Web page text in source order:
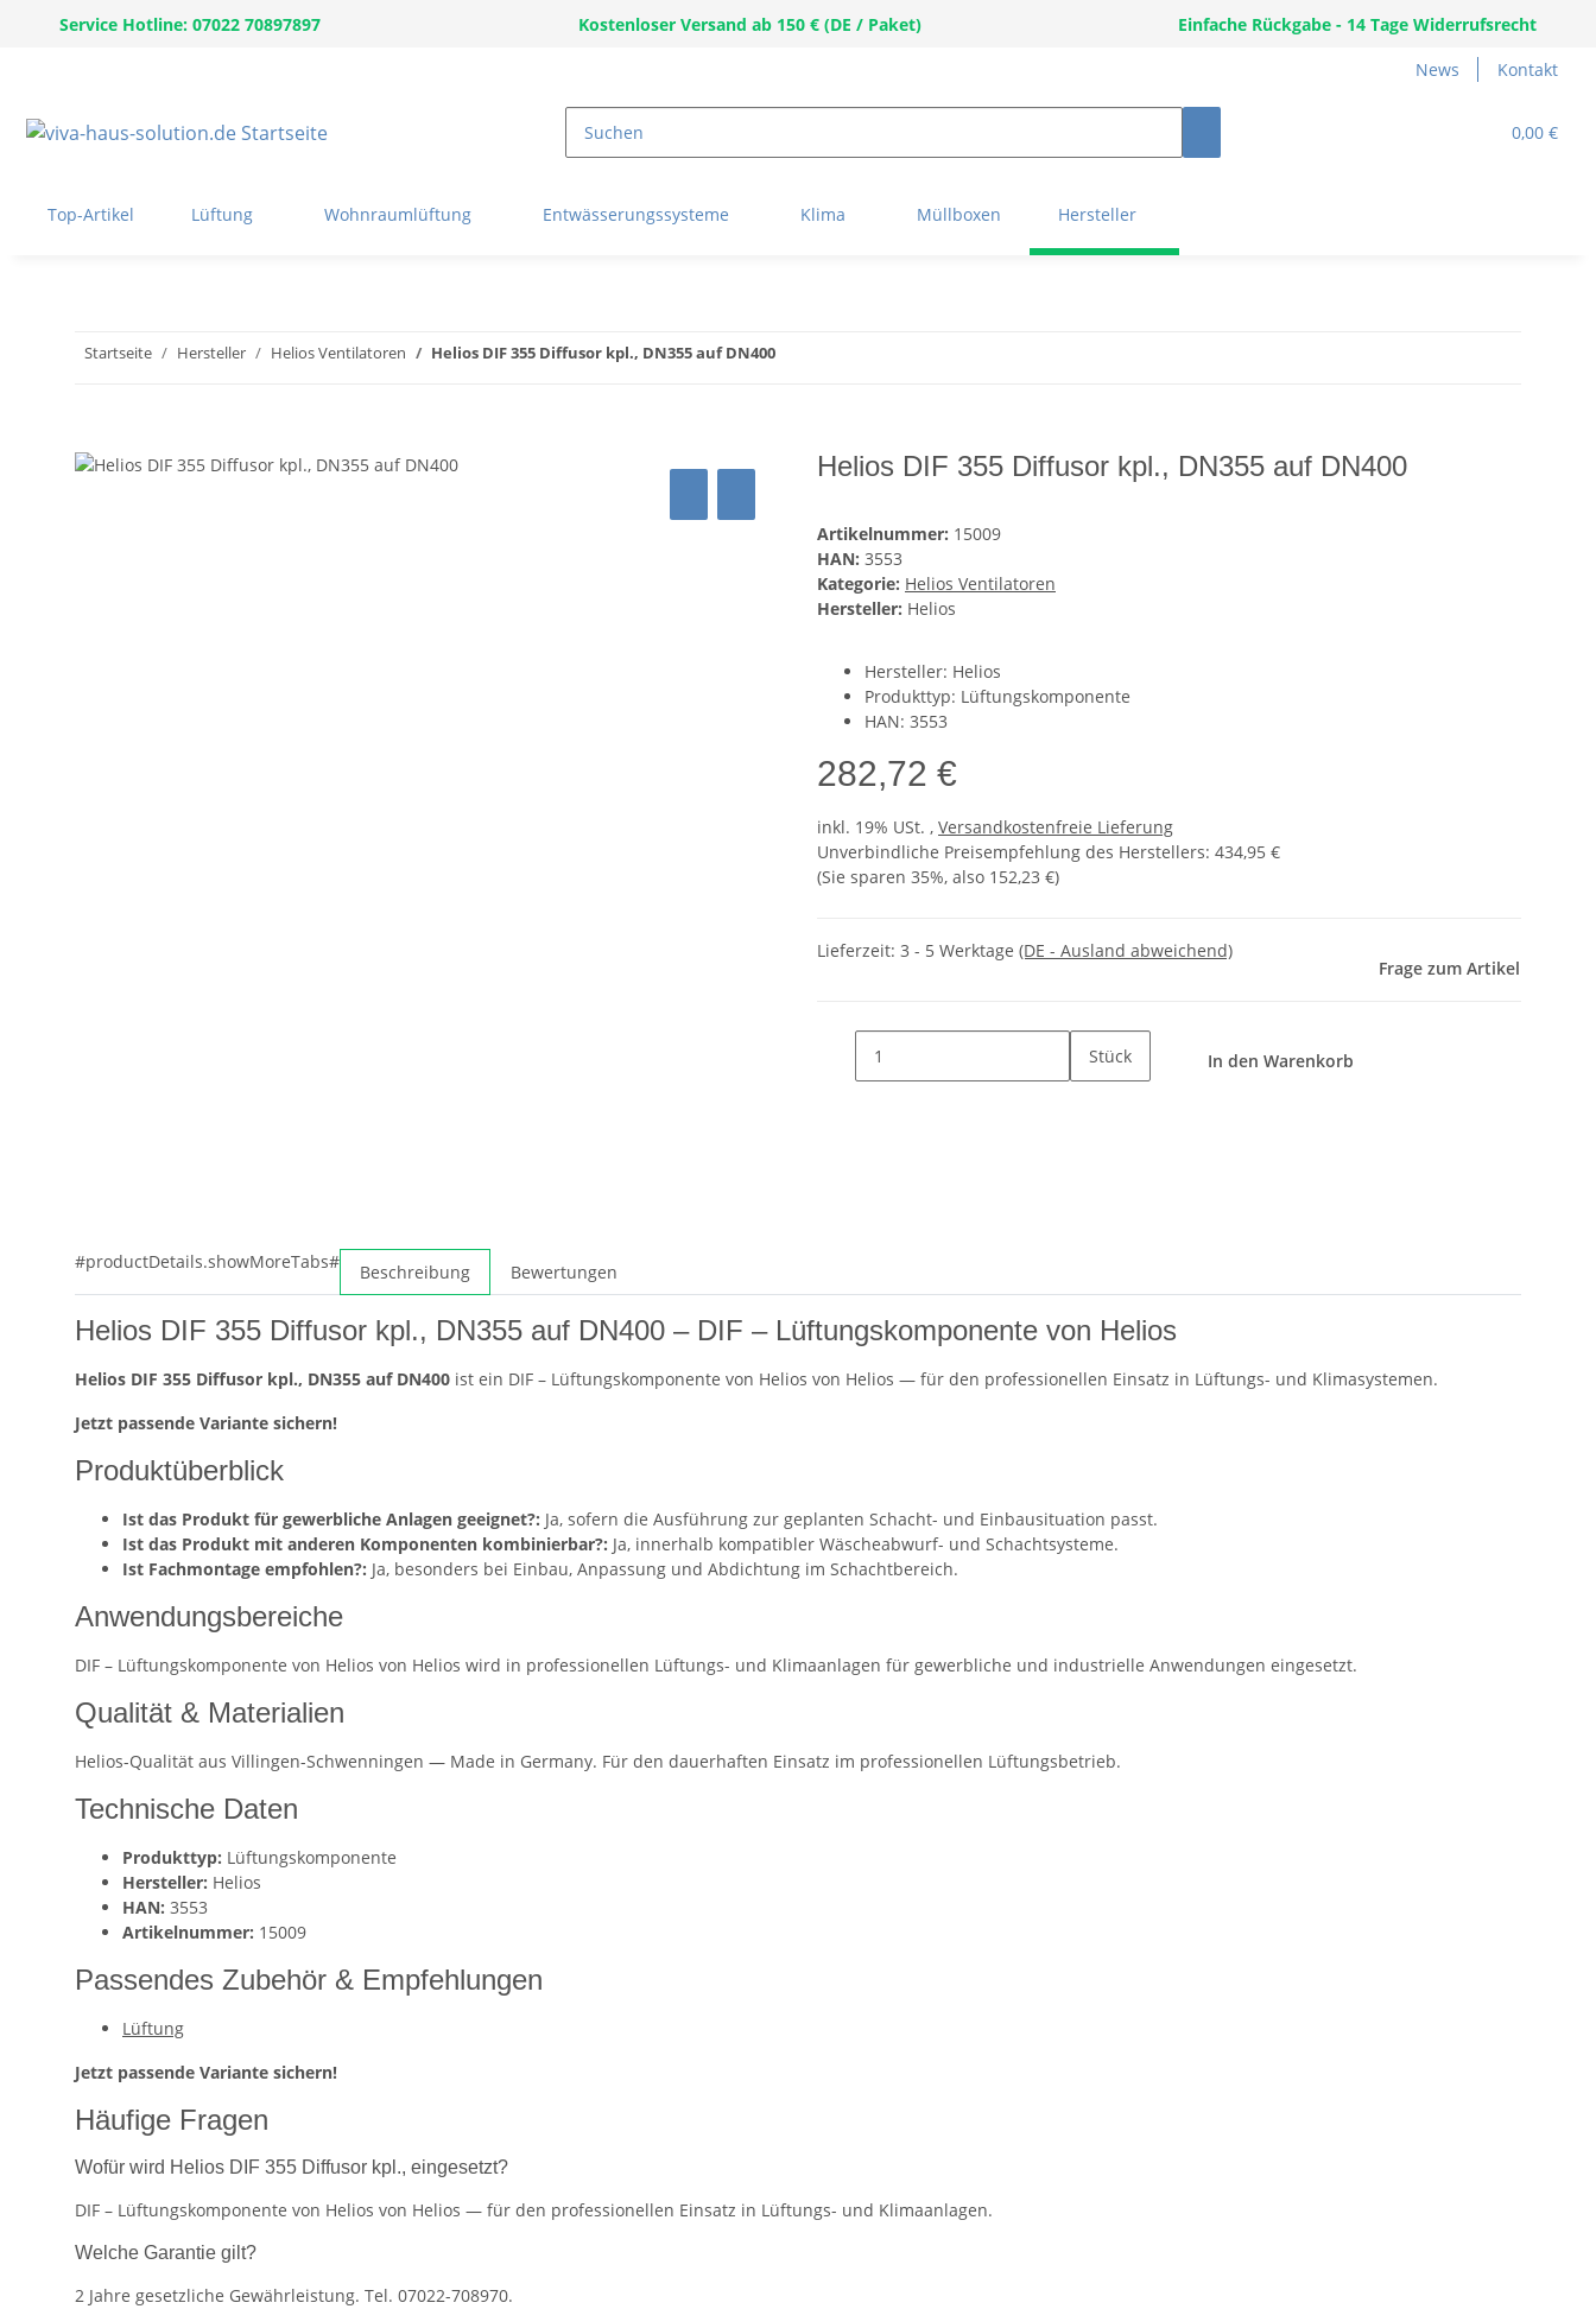
Service Hotline: 07022 70897897 Kostenloser Versand ab 150 € (DE / Paket) Einfache Rückgabe - 14 Tage Widerrufsrecht
News Kontakt
0,00 €
Top-Artikel Lüftung Wohnraumlüftung Entwässerungssysteme Klima Müllboxen Hersteller
Startseite Hersteller Helios Ventilatoren Helios DIF 355 Diffusor kpl., DN355 auf DN400
Helios DIF 355 Diffusor kpl., DN355 auf DN400
Artikelnummer: 15009
HAN: 3553
Kategorie: Helios Ventilatoren
Hersteller: Helios
Hersteller: Helios
Produkttyp: Lüftungskomponente
HAN: 3553
282,72 €
inkl. 19% USt. , Versandkostenfreie Lieferung
Unverbindliche Preisempfehlung des Herstellers: 434,95 €
(Sie sparen 35%, also 152,23 €)
Lieferzeit: 3 - 5 Werktage (DE - Ausland abweichend)
Frage zum Artikel
Stück In den Warenkorb
#productDetails.showMoreTabs# Beschreibung Bewertungen
Helios DIF 355 Diffusor kpl., DN355 auf DN400 – DIF – Lüftungskomponente von Helios
Helios DIF 355 Diffusor kpl., DN355 auf DN400 ist ein DIF – Lüftungskomponente von Helios von Helios — für den professionellen Einsatz in Lüftungs- und Klimasystemen.
Jetzt passende Variante sichern!
Produktüberblick
Ist das Produkt für gewerbliche Anlagen geeignet?: Ja, sofern die Ausführung zur geplanten Schacht- und Einbausituation passt.
Ist das Produkt mit anderen Komponenten kombinierbar?: Ja, innerhalb kompatibler Wäscheabwurf- und Schachtsysteme.
Ist Fachmontage empfohlen?: Ja, besonders bei Einbau, Anpassung und Abdichtung im Schachtbereich.
Anwendungsbereiche
DIF – Lüftungskomponente von Helios von Helios wird in professionellen Lüftungs- und Klimaanlagen für gewerbliche und industrielle Anwendungen eingesetzt.
Qualität & Materialien
Helios-Qualität aus Villingen-Schwenningen — Made in Germany. Für den dauerhaften Einsatz im professionellen Lüftungsbetrieb.
Technische Daten
Produkttyp: Lüftungskomponente
Hersteller: Helios
HAN: 3553
Artikelnummer: 15009
Passendes Zubehör & Empfehlungen
Lüftung
Jetzt passende Variante sichern!
Häufige Fragen
Wofür wird Helios DIF 355 Diffusor kpl., eingesetzt?
DIF – Lüftungskomponente von Helios von Helios — für den professionellen Einsatz in Lüftungs- und Klimaanlagen.
Welche Garantie gilt?
2 Jahre gesetzliche Gewährleistung. Tel. 07022-708970.